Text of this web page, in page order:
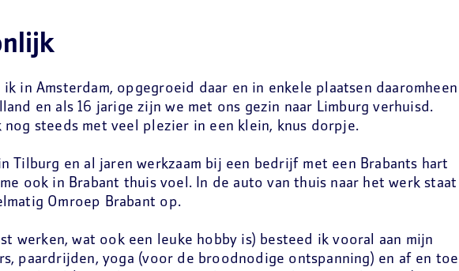
ik in Amsterdam, opgegroeid daar en in enkele plaatsen daaromheen
en als 16 jarige zijn we met ons gezin naar Limburg verhuisd.
nog steeds met veel plezier in een klein, knus dorpje.
Tilburg en al jaren werkzaam bij een bedrijf met een Brabants hart
ook in Brabant thuis voel. In de auto van thuis naar het werk staat
Omroep Brabant op.
werken, wat ook een leuke hobby is) besteed ik vooral aan mijn
paardrijden, yoga (voor de broodnodige ontspanning) en af en toe